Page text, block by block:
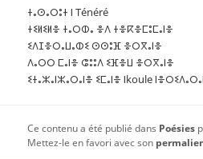
ⵜⴰⵙⴰⵔⵓⵜ ⵏ Ténéré
ⵜⵉⵍⵉⵍⴻ ⵜⴰⵔⵀⴰ ⴻⴷ ⵜⴻⴽⴻⵎⵓⵎⴰⵏⴻ
ⵉⴷⵊⴻⵔⴰⵡⴰⵀⵉ ⵙⵙⵓⴼ ⴻⵔⴳⴰⵏⴻ
ⴷⴰⵔⵔ ⵎⴰⵏⴻ ⵛⵓⵓⴷ ⵉⴼⴻⵡ ⴻⵔⴳⴰⵏⴻ
ⵉⵜⴰⵣⴰⵏⵣⴰⵔⴰⵏⴻ ⵉⵎⴰⵏⴻ ⵏkoule
Ce contenu a été publié dans Poésies
Mettez-le en favori avec son